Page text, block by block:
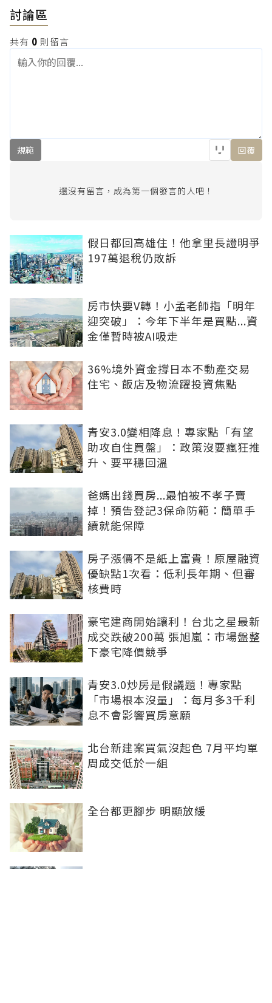
討論區
共有 0 則留言
規範 回覆
還沒有留言，成為第一個發言的人吧！
假日都回高雄住！他拿里長證明爭
197萬退稅仍敗訴
房市快要V轉！小孟老師指「明年
迎突破」：今年下半年是買點...資
金僅暫時被AI吸走
36%境外資金撐日本不動產交易
住宅、飯店及物流躍投資焦點
青安3.0變相降息！專家點「有望
助攻自住買盤」：政策沒要瘋狂推
升、要平穩回溫
爸媽出錢買房...最怕被不孝子賣
掉！預告登記3保命防範：簡單手
續就能保障
房子漲價不是紙上富貴！原屋融資
優缺點1次看：低利長年期、但審
核費時
豪宅建商開始讓利！台北之星最新
成交跌破200萬 張旭嵐：市場盤整
下豪宅降價競爭
青安3.0炒房是假議題！專家點
「市場根本沒量」：每月多3千利
息不會影響買房意願
北台新建案買氣沒起色 7月平均單
周成交低於一組
全台都更腳步 明顯放緩